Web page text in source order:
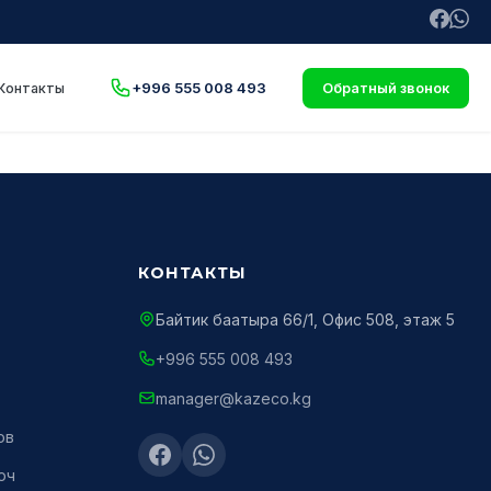
+996 555 008 493 Обратный звонок
КОНТАКТЫ
Байтик баатыра 66/1, Офис 508, этаж 5
+996 555 008 493
manager@kazeco.kg